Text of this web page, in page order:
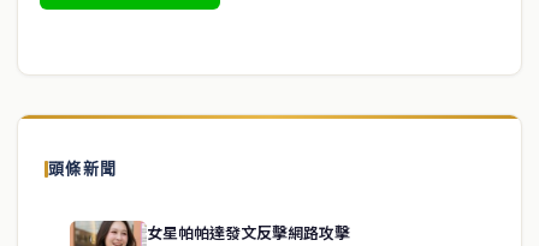
頭條新聞
女星帕帕達發文反擊網路攻擊